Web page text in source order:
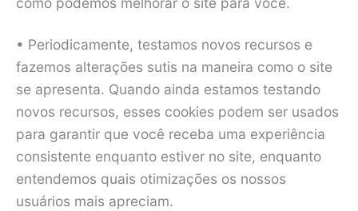
• Periodicamente, testamos novos recursos e
fazemos alterações sutis na maneira como o site
se apresenta. Quando ainda estamos testando
novos recursos, esses cookies podem ser usados
para garantir que você receba uma experiência
consistente enquanto estiver no site, enquanto
entendemos quais otimizações os nossos
usuários mais apreciam.